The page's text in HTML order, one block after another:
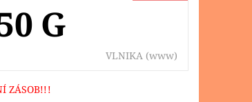
G
VLNIKA (www)
ZÁSOB!!!